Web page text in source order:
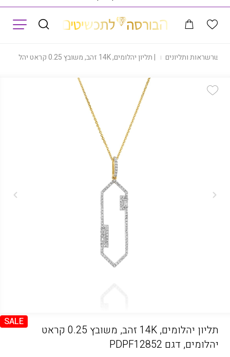
שרשראות ותליונים |תליון יהלומים, 14K זהב, משובץ 0.25 קראט יהלומים, דגם PDPF12852
SALE
תליון יהלומים, 14K זהב, משובץ 0.25 קראט
יהלומים, דגם PDPF12852